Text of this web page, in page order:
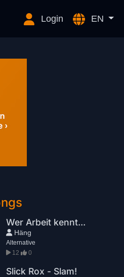
Login EN
Wer Arbeit kennt...
Häng
Alternative
12
0
Slick Rox - Slam!